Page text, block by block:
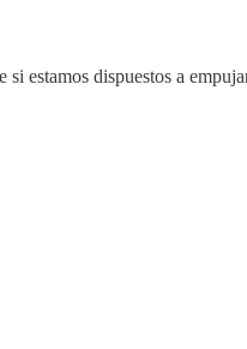
estamos dispuestos a